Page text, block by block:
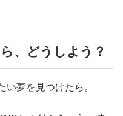
、どうしよう？
い夢を見つけたら。